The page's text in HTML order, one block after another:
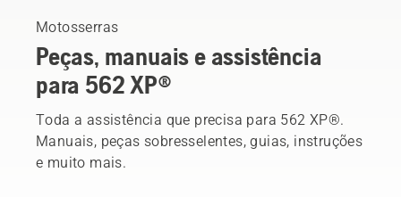
Motosserras
Peças, manuais e assistência
para 562 XP®
Toda a assistência que precisa para 562 XP®.
Manuais, peças sobresselentes, guias, instruções
e muito mais.